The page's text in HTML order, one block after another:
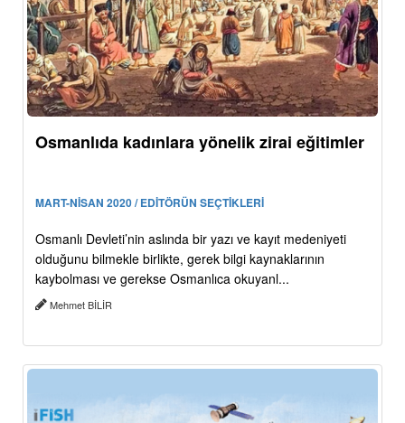
Osmanlıda kadınlara yönelik zirai eğitimler
MART-NİSAN 2020 / EDİTÖRÜN SEÇTİKLERİ
Osmanlı Devleti’nin aslında bir yazı ve kayıt medeniyeti
olduğunu bilmekle birlikte, gerek bilgi kaynaklarının
kaybolması ve gerekse Osmanlıca okuyanl...
Mehmet BİLİR